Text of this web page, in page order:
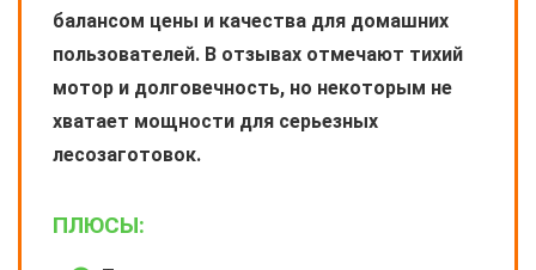
балансом цены и качества для домашних
пользователей. В отзывах отмечают тихий
мотор и долговечность, но некоторым не
хватает мощности для серьезных
лесозаготовок.
ПЛЮСЫ: